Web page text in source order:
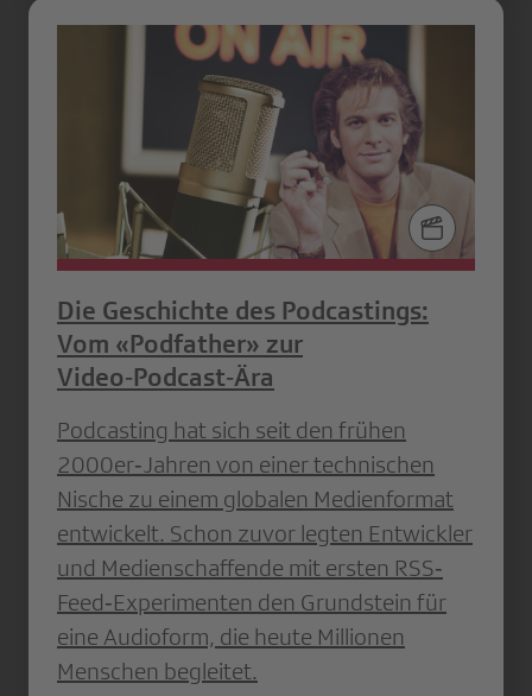
Die Geschichte des Podcastings:
Vom «Podfather» zur
Video‑Podcast‑Ära
Podcasting hat sich seit den frühen
2000er‐Jahren von einer technischen
Nische zu einem globalen Medienformat
entwickelt. Schon zuvor legten Entwickler
und Medienschaffende mit ersten RSS‐
Feed‐Experimenten den Grundstein für
eine Audioform, die heute Millionen
Menschen begleitet.